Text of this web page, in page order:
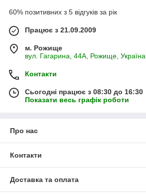
60% позитивних з 5 відгуків за рік
Працює з 21.09.2009
м. Рожище
вул. Гагарина, 44А, Рожище, Україна
Контакти
Сьогодні працює з 08:30 до 16:30
Показати весь графік роботи
Про нас
Контакти
Доставка та оплата